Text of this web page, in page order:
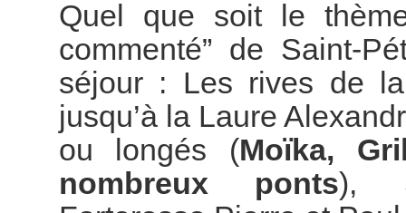
Quel que soit le
commenté” de Saint-
séjour : Les rives de
jusqu’à la Laure
ou longés (Moïka,
nombreux ponts),